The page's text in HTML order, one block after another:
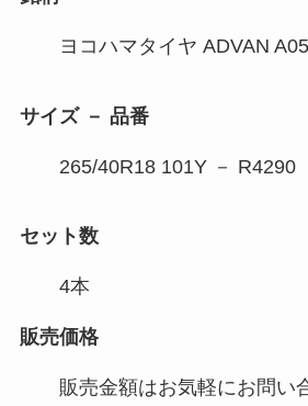
ヨコハマタイヤ ADVAN
サイズ － 品番
265/40R18 101Y － R4290
セット数
4本
販売価格
販売金額はお気軽にお問い